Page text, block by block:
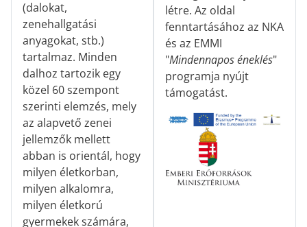
(dalokat,
zenehallgatási
anyagokat, stb.)
tartalmaz. Minden
dalhoz tartozik egy
közel 60 szempont
szerinti elemzés, mely
az alapvető zenei
jellemzők mellett
abban is orientál, hogy
milyen életkorban,
milyen alkalomra,
milyen életkorú
gyermekek számára,
létre. Az oldal
fenntartásához az NKA
és az EMMI
"Mindennapos éneklés"
programja nyújt
támogatást.